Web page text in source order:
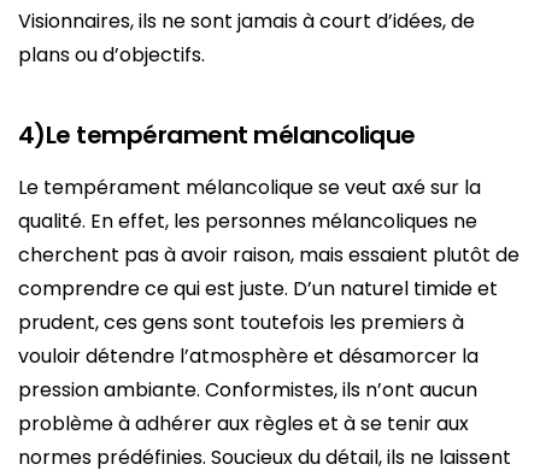
Visionnaires, ils ne sont jamais à court d’idées, de
plans ou d’objectifs.
4)Le tempérament mélancolique
Le tempérament mélancolique se veut axé sur la
qualité. En effet, les personnes mélancoliques ne
cherchent pas à avoir raison, mais essaient plutôt de
comprendre ce qui est juste. D’un naturel timide et
prudent, ces gens sont toutefois les premiers à
vouloir détendre l’atmosphère et désamorcer la
pression ambiante. Conformistes, ils n’ont aucun
problème à adhérer aux règles et à se tenir aux
normes prédéfinies. Soucieux du détail, ils ne laissent